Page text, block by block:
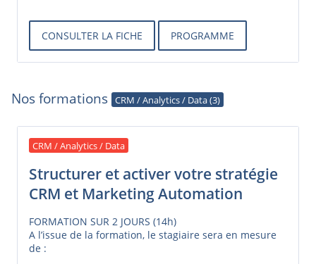
Nos formations CRM / Analytics / Data (3)
CRM / Analytics / Data
Structurer et activer votre stratégie
CRM et Marketing Automation
FORMATION SUR 2 JOURS (14h)
A l’issue de la formation, le stagiaire sera en mesure
de :
CONSULTER LA FICHE PROGRAMME